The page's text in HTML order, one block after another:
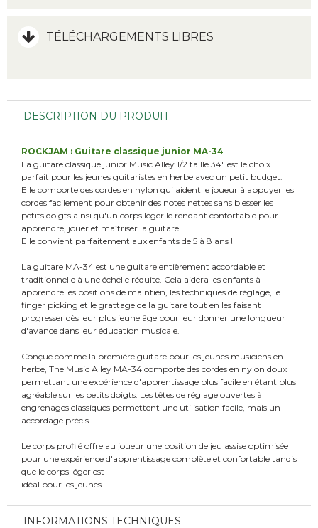
TÉLÉCHARGEMENTS LIBRES
DESCRIPTION DU PRODUIT
ROCKJAM : Guitare classique junior MA-34
La guitare classique junior Music Alley 1/2 taille 34" est le choix
parfait pour les jeunes guitaristes en herbe avec un petit budget.
Elle comporte des cordes en nylon qui aident le joueur à appuyer les
cordes facilement pour obtenir des notes nettes sans blesser les
petits doigts ainsi qu'un corps léger le rendant confortable pour
apprendre, jouer et maîtriser la guitare.
Elle convient parfaitement aux enfants de 5 à 8 ans !
La guitare MA-34 est une guitare entièrement accordable et
traditionnelle à une échelle réduite. Cela aidera les enfants à
apprendre les positions de maintien, les techniques de réglage, le
finger picking et le grattage de la guitare tout en les faisant
progresser dès leur plus jeune âge pour leur donner une longueur
d'avance dans leur éducation musicale.
Conçue comme la première guitare pour les jeunes musiciens en
herbe, The Music Alley MA-34 comporte des cordes en nylon doux
permettant une expérience d'apprentissage plus facile en étant plus
agréable sur les petits doigts. Les têtes de réglage ouvertes à
engrenages classiques permettent une utilisation facile, mais un
accordage précis.
Le corps profilé offre au joueur une position de jeu assise optimisée
pour une expérience d'apprentissage complète et confortable tandis
que le corps léger est
idéal pour les jeunes.
INFORMATIONS TECHNIQUES